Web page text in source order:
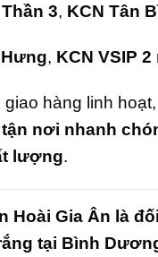
3, KCN Tân
, KCN VSIP
hàng linh hoạt,
nơi nhanh
lượng.
Hoài Gia Ân là
tại Bình